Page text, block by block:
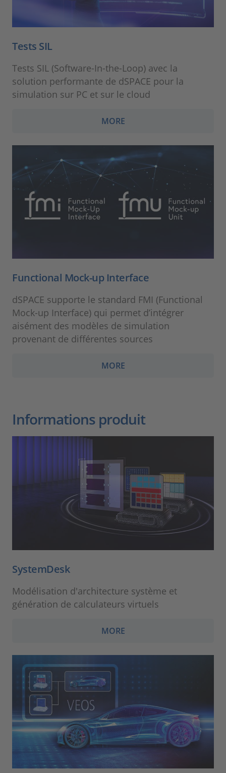
Tests SIL
Tests SIL (Software-In-the-Loop) avec la
solution performante de dSPACE pour la
simulation sur PC et sur le cloud
MORE
Functional Mock-up Interface
dSPACE supporte le standard FMI (Functional
Mock-up Interface) qui permet d’intégrer
aisément des modèles de simulation
provenant de différentes sources
MORE
Informations produit
SystemDesk
Modélisation d'architecture système et
génération de calculateurs virtuels
MORE